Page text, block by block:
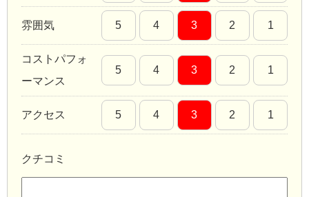
雰囲気 5 4 3 2 1
コストパフォ
ーマンス
5 4 3 2 1
アクセス 5 4 3 2 1
クチコミ